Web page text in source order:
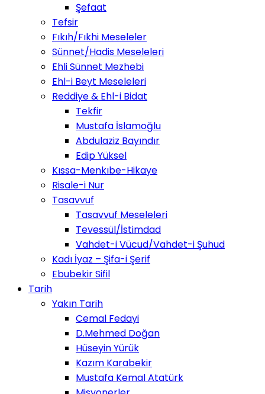
Şefaat
Tefsir
Fıkıh/Fıkhi Meseleler
Sünnet/Hadis Meseleleri
Ehli Sünnet Mezhebi
Ehl-i Beyt Meseleleri
Reddiye & Ehl-i Bidat
Tekfir
Mustafa İslamoğlu
Abdulaziz Bayındır
Edip Yüksel
Kıssa-Menkıbe-Hikaye
Risale-i Nur
Tasavvuf
Tasavvuf Meseleleri
Tevessül/İstimdad
Vahdet-i Vücud/Vahdet-i Şuhud
Kadı İyaz – Şifa-i Şerif
Ebubekir Sifil
Tarih
Yakın Tarih
Cemal Fedayi
D.Mehmed Doğan
Hüseyin Yürük
Kazım Karabekir
Mustafa Kemal Atatürk